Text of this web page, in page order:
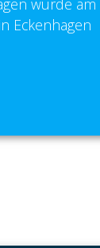
wurde am
Eckenhagen